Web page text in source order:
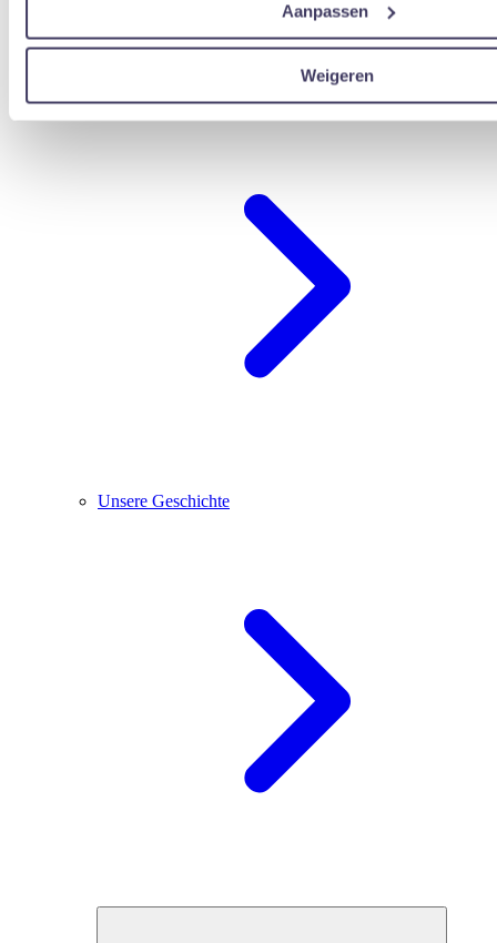
Aanpassen
Weigeren
Unsere Geschichte